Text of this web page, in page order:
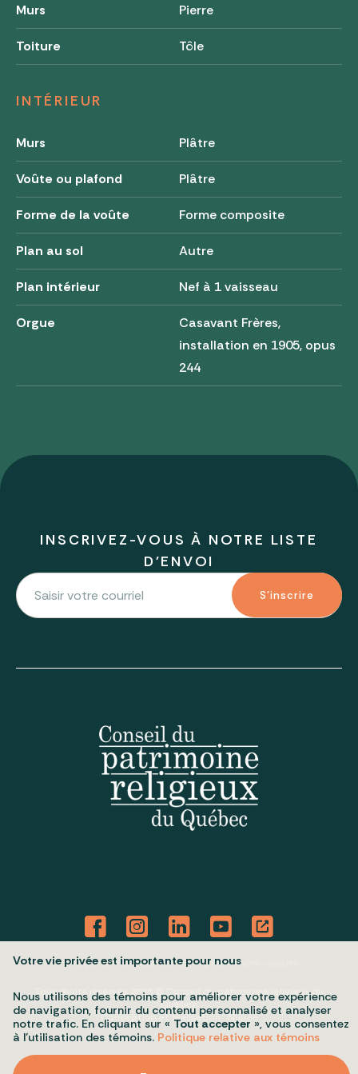
Murs Pierre
Toiture Tôle
INTÉRIEUR
Murs Plâtre
Voûte ou plafond Plâtre
Forme de la voûte Forme composite
Plan au sol Autre
Plan intérieur Nef à 1 vaisseau
Orgue
Casavant Frères,
installation en 1905, opus
244
INSCRIVEZ-VOUS À NOTRE LISTE
D'ENVOI
S'inscrire
Politique de confidentialité Mes préférences cookies
Tous droits réservés 2026 © Conseil du patrimoine religieux du
Québec
Conception et réalisation :Nubee
Votre vie privée est importante pour nous
Nous utilisons des témoins pour améliorer votre expérience
de navigation, fournir du contenu personnalisé et analyser
notre trafic. En cliquant sur « Tout accepter », vous consentez
à l’utilisation des témoins. Politique relative aux témoins